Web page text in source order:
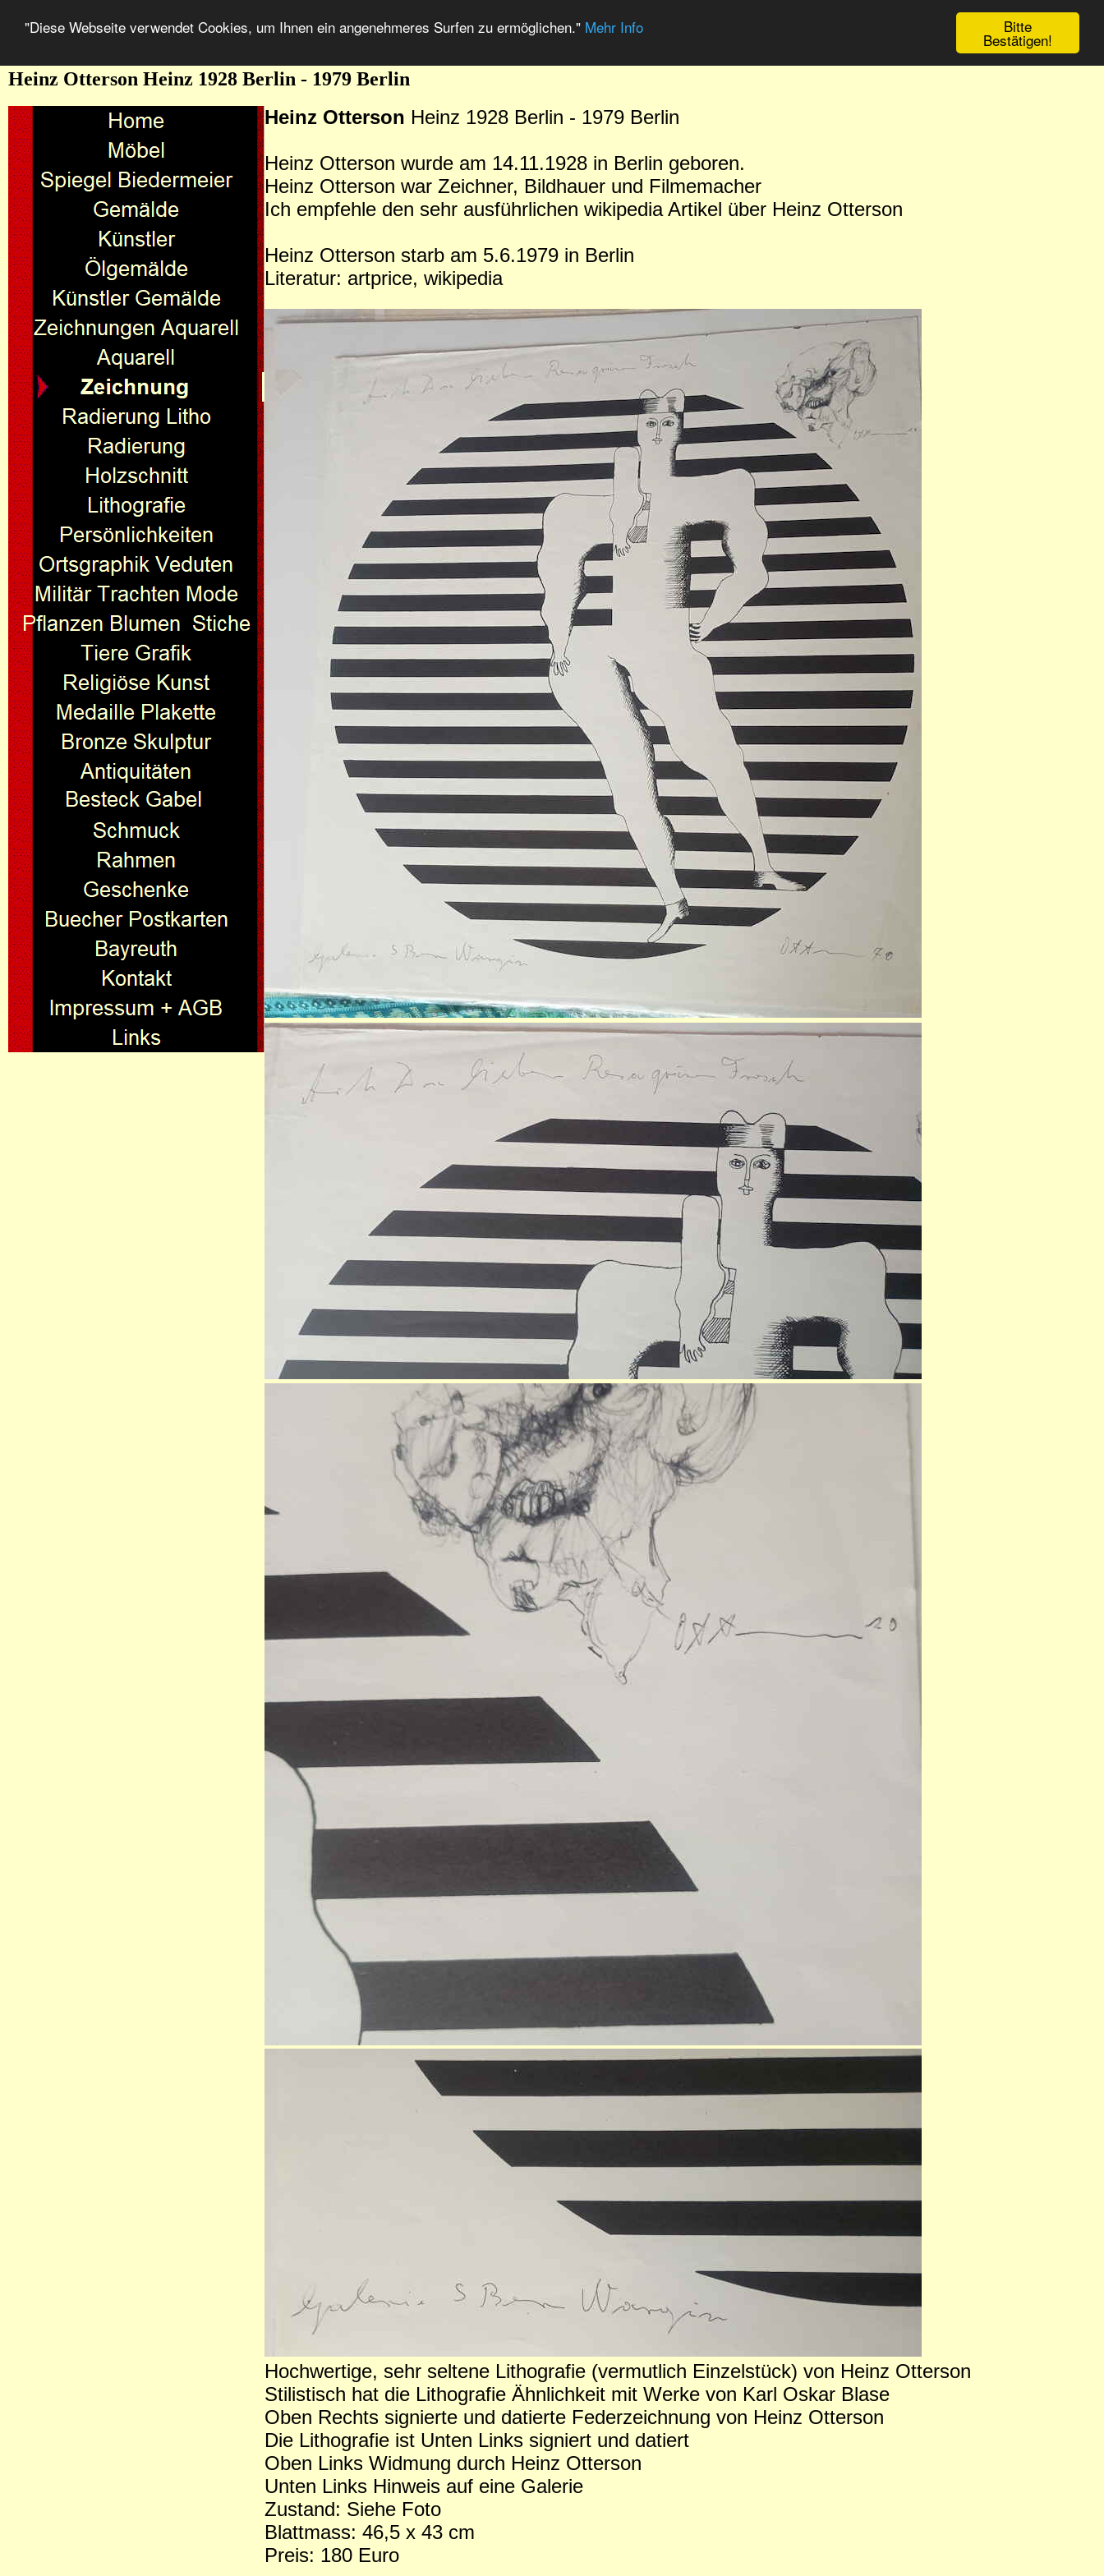
Bitte
Bestätigen!
"Diese Webseite verwendet Cookies, um Ihnen ein angenehmeres Surfen zu ermöglichen." Mehr Info
Heinz Otterson Heinz 1928 Berlin - 1979 Berlin
Heinz Otterson Heinz 1928 Berlin - 1979 Berlin
Heinz Otterson wurde am 14.11.1928 in Berlin geboren.
Heinz Otterson war Zeichner, Bildhauer und Filmemacher
Ich empfehle den sehr ausführlichen wikipedia Artikel über Heinz Otterson
Heinz Otterson starb am 5.6.1979 in Berlin
Literatur: artprice, wikipedia
Hochwertige, sehr seltene Lithografie (vermutlich Einzelstück) von Heinz Otterson
Stilistisch hat die Lithografie Ähnlichkeit mit Werke von Karl Oskar Blase
Oben Rechts signierte und datierte Federzeichnung von Heinz Otterson
Die Lithografie ist Unten Links signiert und datiert
Oben Links Widmung durch Heinz Otterson
Unten Links Hinweis auf eine Galerie
Zustand: Siehe Foto
Blattmass: 46,5 x 43 cm
Preis: 180 Euro